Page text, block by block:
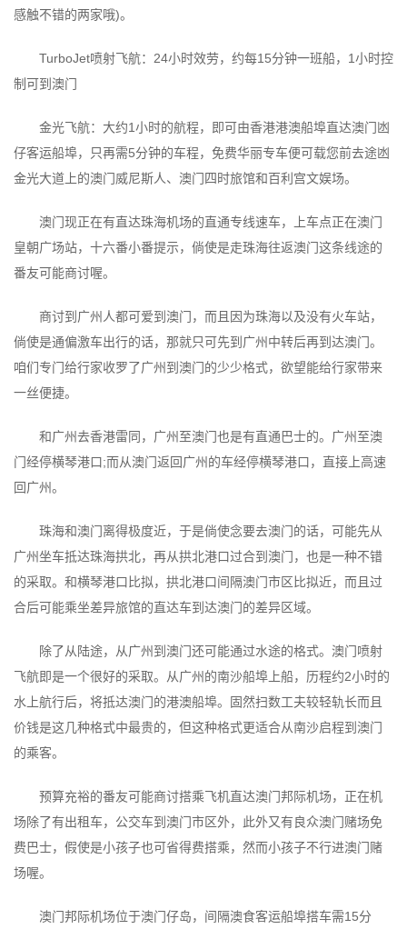
感触不错的两家哦)。
TurboJet喷射飞航：24小时效劳，约每15分钟一班船，1小时控
制可到澳门
金光飞航：大约1小时的航程，即可由香港港澳船埠直达澳门凼
仔客运船埠，只再需5分钟的车程，免费华丽专车便可载您前去途凼
金光大道上的澳门威尼斯人、澳门四时旅馆和百利宫文娱场。
澳门现正在有直达珠海机场的直通专线速车，上车点正在澳门
皇朝广场站，十六番小番提示，倘使是走珠海往返澳门这条线途的
番友可能商讨喔。
商讨到广州人都可爱到澳门，而且因为珠海以及没有火车站，
倘使是通偏激车出行的话，那就只可先到广州中转后再到达澳门。
咱们专门给行家收罗了广州到澳门的少少格式，欲望能给行家带来
一丝便捷。
和广州去香港雷同，广州至澳门也是有直通巴士的。广州至澳
门经停横琴港口;而从澳门返回广州的车经停横琴港口，直接上高速
回广州。
珠海和澳门离得极度近，于是倘使念要去澳门的话，可能先从
广州坐车抵达珠海拱北，再从拱北港口过合到澳门，也是一种不错
的采取。和横琴港口比拟，拱北港口间隔澳门市区比拟近，而且过
合后可能乘坐差异旅馆的直达车到达澳门的差异区域。
除了从陆途，从广州到澳门还可能通过水途的格式。澳门喷射
飞航即是一个很好的采取。从广州的南沙船埠上船，历程约2小时的
水上航行后，将抵达澳门的港澳船埠。固然扫数工夫较轻轨长而且
价钱是这几种格式中最贵的，但这种格式更适合从南沙启程到澳门
的乘客。
预算充裕的番友可能商讨搭乘飞机直达澳门邦际机场，正在机
场除了有出租车，公交车到澳门市区外，此外又有良众澳门赌场免
费巴士，假使是小孩子也可省得费搭乘，然而小孩子不行进澳门赌
场喔。
澳门邦际机场位于澳门仔岛，间隔澳食客运船埠搭车需15分